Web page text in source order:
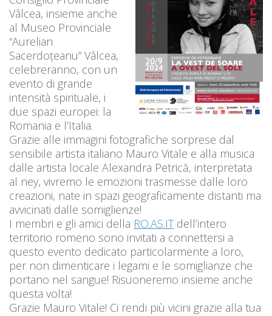
Vâlcea, insieme anche
al Museo Provinciale
“Aurelian
Sacerdoțeanu” Vâlcea,
celebreranno, con un
evento di grande
intensità spirituale, i
due spazi europei: la
Romania e l’Italia.
Grazie alle immagini fotografiche sorprese dal
sensibile artista italiano Mauro Vitale e alla musica
dalle artista locale Alexandra Petrică, interpretata
al ney, vivremo le emozioni trasmesse dalle loro
creazioni, nate in spazi geograficamente distanti ma
avvicinati dalle somiglienze!
I membri e gli amici della RO.AS.IT dell’intero
territorio romeno sono invitati a connettersi a
questo evento dedicato particolarmente a loro,
per non dimenticare i legami e le somiglianze che
portano nel sangue! Risuoneremo insieme anche
questa volta!
Grazie Mauro Vitale! Ci rendi più vicini grazie alla tua